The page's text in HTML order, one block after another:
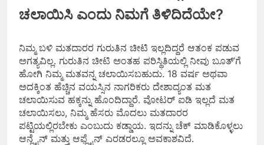
ಚಲಾಯಿಸಿ ಎಂದು ನಿಮಗೆ ತಿಳಿದಿದೆಯೇ?
ನಿಮ್ಮ ಬಳಿ ಮತದಾರರ ಗುರುತಿನ ಚೀಟಿ ಇಲ್ಲದಿದ್ದರೆ ಆತಂಕ ಪಡುವ
ಅಗತ್ಯವಿಲ್ಲ. ಗುರುತಿನ ಚೀಟಿ ಅಂತಹ ಪರಿಸ್ಥಿತಿಯಲ್ಲಿ ನೀವು ಬೂತ್’ಗೆ
ಹೋಗಿ ನಿಮ್ಮ ಮತವನ್ನ ಚಲಾಯಿಸಬಹುದು. 18 ವರ್ಷ ಅಥವಾ
ಅದಕ್ಕಿಂತ ಹೆಚ್ಚಿನ ವಯಸ್ಸಿನ ನಾಗರಿಕರು ದೇಶಾದ್ಯಂತ ಮತ
ಚಲಾಯಿಸುವ ಹಕ್ಕನ್ನು ಹೊಂದಿದ್ದಾರೆ. ವೋಟರ್ ಐಡಿ ಇಲ್ಲದೆ ಮತ
ಚಲಾಯಿಸಲು, ನಿಮ್ಮ ಹೆಸರು ಮೊದಲು ಮತದಾರರ
ಪಟ್ಟಿಯಲ್ಲಿರಬೇಕು ಎಂಬುದು ಕಡ್ಡಾಯ. ಇದನ್ನು ಚೆಕ್ ಮಾಡಿಕೊಳ್ಳಲು
ಆನ್ಲೈನ್ ಮತ್ತು ಆಫ್ಲೈನ್ ಎರಡರಲ್ಲೂ ಅವಕಾಶವಿದೆ.